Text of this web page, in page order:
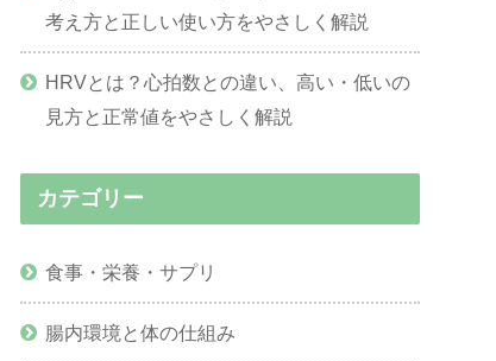
考え方と正しい使い方をやさしく解説
HRVとは？心拍数との違い、高い・低いの
見方と正常値をやさしく解説
カテゴリー
食事・栄養・サプリ
腸内環境と体の仕組み